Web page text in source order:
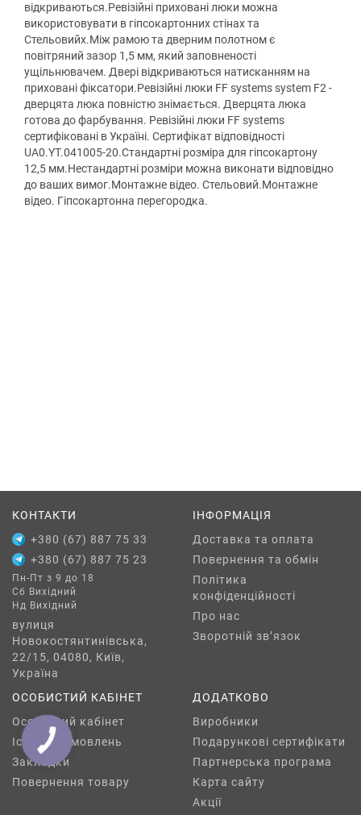
відкриваються.Ревізійні приховані люки можна
використовувати в гіпсокартонних стінах та
Стельовийх.Між рамою та дверним полотном є
повітряний зазор 1,5 мм, який заповненості
ущільнювачем. Двері відкриваються натисканням на
приховані фіксатори.Ревізійні люки FF systems system F2 -
дверцята люка повністю знімається. Дверцята люка
готова до фарбування. Ревізійні люки FF systems
сертифіковані в Україні. Сертифікат відповідності
UA0.YT.041005-20.Стандартні розміра для гіпсокартону
12,5 мм.Нестандартні розміри можна виконати відповідно
до ваших вимог.Монтажне відео. Стельовий.Монтажне
відео. Гіпсокартонна перегородка.
КОНТАКТИ
+380 (67) 887 75 33
+380 (67) 887 75 23
Пн-Пт з 9 до 18
Сб Вихідний
Нд Вихідний
вулиця
Новокостянтинівська,
22/15, 04080, Київ,
Україна
ІНФОРМАЦІЯ
Доставка та оплата
Повернення та обмін
Політика
конфіденційності
Про нас
Зворотній зв’язок
ОСОБИСТИЙ КАБІНЕТ
Особистий кабінет
Історія замовлень
Закладки
Повернення товару
ДОДАТКОВО
Виробники
Подарункові сертифікати
Партнерська програма
Карта сайту
Акції
КНОПКА
ЗВ'ЯЗКУ